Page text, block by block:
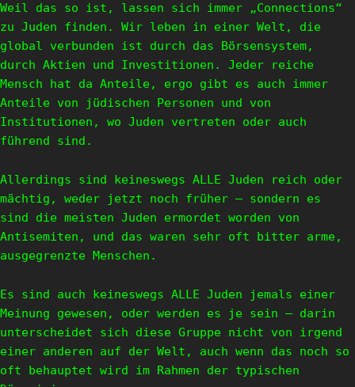
Weil das so ist, lassen sich immer „Connections“
zu Juden finden. Wir leben in einer Welt, die
global verbunden ist durch das Börsensystem,
durch Aktien und Investitionen. Jeder reiche
Mensch hat da Anteile, ergo gibt es auch immer
Anteile von jüdischen Personen und von
Institutionen, wo Juden vertreten oder auch
führend sind.
Allerdings sind keineswegs ALLE Juden reich oder
mächtig, weder jetzt noch früher — sondern es
sind die meisten Juden ermordet worden von
Antisemiten, und das waren sehr oft bitter arme,
ausgegrenzte Menschen.
Es sind auch keineswegs ALLE Juden jemals einer
Meinung gewesen, oder werden es je sein – darin
unterscheidet sich diese Gruppe nicht von irgend
einer anderen auf der Welt, auch wenn das noch so
oft behauptet wird im Rahmen der typischen